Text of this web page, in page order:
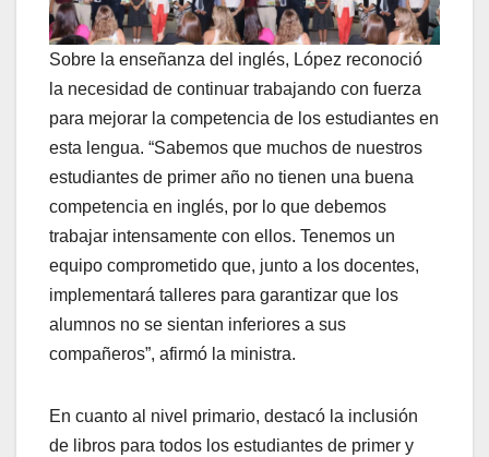
Sobre la enseñanza del inglés, López reconoció
la necesidad de continuar trabajando con fuerza
para mejorar la competencia de los estudiantes en
esta lengua. “Sabemos que muchos de nuestros
estudiantes de primer año no tienen una buena
competencia en inglés, por lo que debemos
trabajar intensamente con ellos. Tenemos un
equipo comprometido que, junto a los docentes,
implementará talleres para garantizar que los
alumnos no se sientan inferiores a sus
compañeros”, afirmó la ministra.
En cuanto al nivel primario, destacó la inclusión
de libros para todos los estudiantes de primer y